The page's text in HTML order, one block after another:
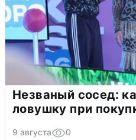
Незваный сосед:
ловушку при
9 августа 0